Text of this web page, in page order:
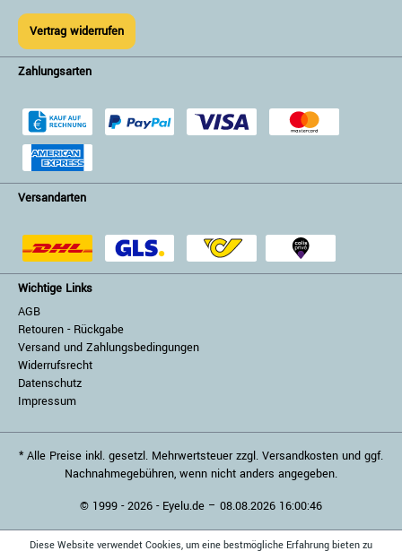
Vertrag widerrufen
Zahlungsarten
Versandarten
Wichtige Links
AGB
Retouren - Rückgabe
Versand und Zahlungsbedingungen
Widerrufsrecht
Datenschutz
Impressum
* Alle Preise inkl. gesetzl. Mehrwertsteuer zzgl. Versandkosten und ggf.
Nachnahmegebühren, wenn nicht anders angegeben.
© 1999 - 2026 - Eyelu.de – 08.08.2026 16:00:46
Diese Website verwendet Cookies, um eine bestmögliche Erfahrung bieten zu